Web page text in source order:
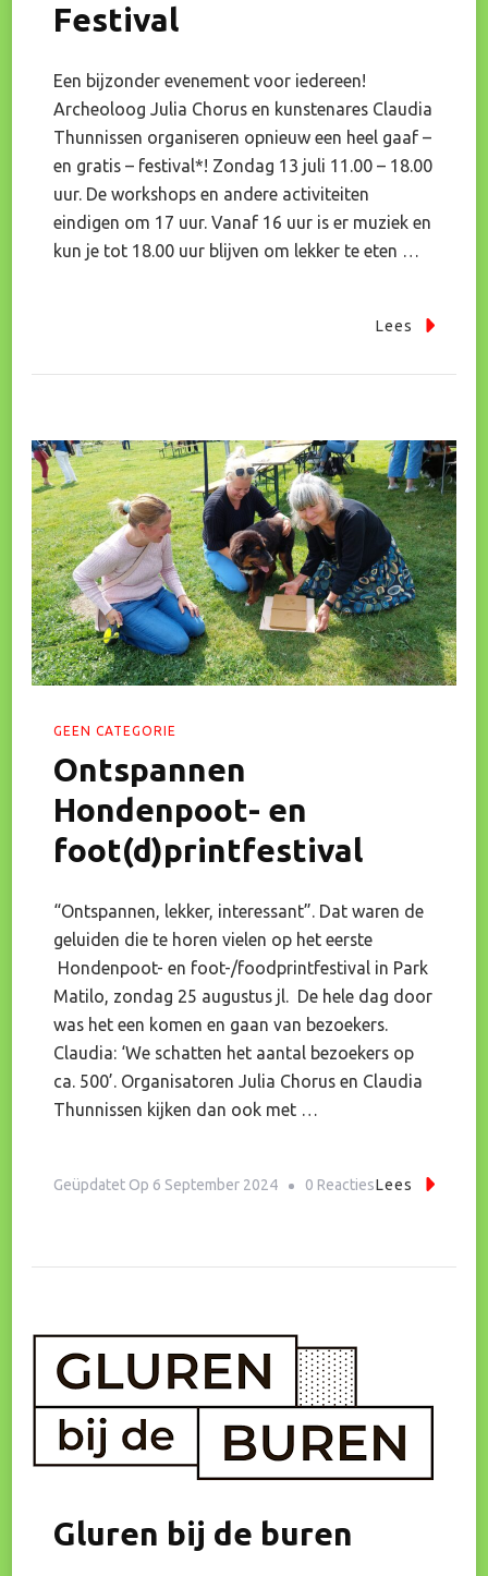
Festival
Een bijzonder evenement voor iedereen!
Archeoloog Julia Chorus en kunstenares Claudia
Thunnissen organiseren opnieuw een heel gaaf –
en gratis – festival*! Zondag 13 juli 11.00 – 18.00
uur. De workshops en andere activiteiten
eindigen om 17 uur. Vanaf 16 uur is er muziek en
kun je tot 18.00 uur blijven om lekker te eten …
Lees
GEEN CATEGORIE
Ontspannen
Hondenpoot- en
foot(d)printfestival
“Ontspannen, lekker, interessant”. Dat waren de
geluiden die te horen vielen op het eerste
Hondenpoot- en foot-/foodprintfestival in Park
Matilo, zondag 25 augustus jl. De hele dag door
was het een komen en gaan van bezoekers.
Claudia: ‘We schatten het aantal bezoekers op
ca. 500’. Organisatoren Julia Chorus en Claudia
Thunnissen kijken dan ook met …
Geüpdatet Op 6 September 2024 0 ReactiesOp
Lees
Gluren bij de buren